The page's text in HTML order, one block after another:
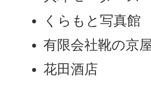
くらもと写真館
有限会社靴の京
花田酒店